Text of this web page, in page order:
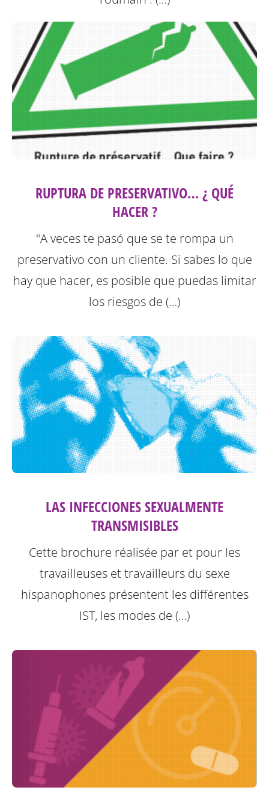
RUPTURA DE PRESERVATIVO… ¿ QUÉ
HACER ?
"A veces te pasó que se te rompa un
preservativo con un cliente. Si sabes lo que
hay que hacer, es posible que puedas limitar
los riesgos de (…)
LAS INFECCIONES SEXUALMENTE
TRANSMISIBLES
Cette brochure réalisée par et pour les
travailleuses et travailleurs du sexe
hispanophones présentent les différentes
IST, les modes de (…)